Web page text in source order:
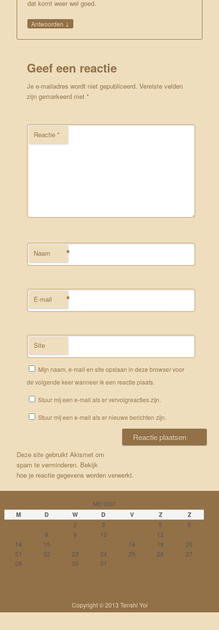
dat komt weer wel goed.
Antwoorden ↓
Geef een reactie
Je e-mailadres wordt niet gepubliceerd. Vereiste velden
zijn gemarkeerd met*
Reactie*
Naam *
E-mail *
Site
Mijn naam, e-mail en site opslaan in deze browser voor
de volgende keer wanneer ik een reactie plaats.
Stuur mij een e-mail als er vervolgreacties zijn.
Stuur mij een e-mail als er nieuwe berichten zijn.
Deze site gebruikt Akismet om
spam te verminderen. Bekijk
hoe je reactie gegevens worden verwerkt.
MEI 2007
M D W D V Z
Z
2 3 5 6
8 9 10 12
14 15 18 19
20
21
22 23 24 25 26
27
28
30 31
Copyright © 2013 Tenshi Yoi